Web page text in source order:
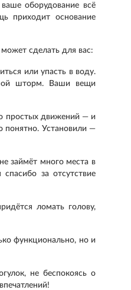
оборудование всё
приходит основание
сделать для вас:
или упасть в воду.
шторм. Ваши вещи
простых движений — и
понятно. Установили —
займёт много места в
за отсутствие
ломать голову,
функционально, но и
не беспокоясь о